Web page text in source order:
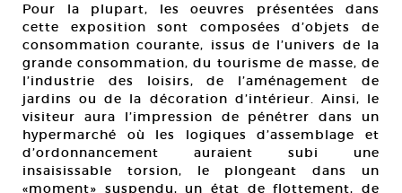
Pour la plupart, les oeuvres présentées dans
cette exposition sont composées d’objets de
consommation courante, issus de l’univers de la
grande consommation, du tourisme de masse, de
l’industrie des loisirs, de l’aménagement de
jardins ou de la décoration d’intérieur. Ainsi, le
visiteur aura l’impression de pénétrer dans un
hypermarché où les logiques d’assemblage et
d’ordonnancement auraient subi une
insaisissable torsion, le plongeant dans un
«moment» suspendu, un état de flottement, de